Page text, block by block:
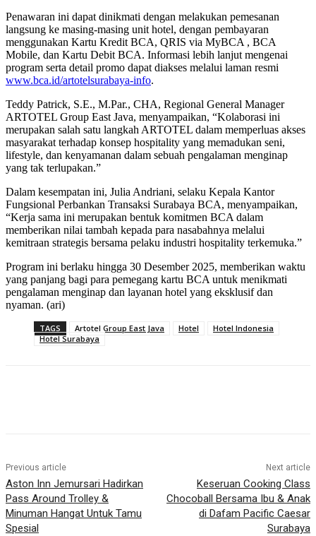
Penawaran ini dapat dinikmati dengan melakukan pemesanan
langsung ke masing-masing unit hotel, dengan pembayaran
menggunakan Kartu Kredit BCA, QRIS via MyBCA , BCA
Mobile, dan Kartu Debit BCA. Informasi lebih lanjut mengenai
program serta detail promo dapat diakses melalui laman resmi
www.bca.id/artotelsurabaya-info.
Teddy Patrick, S.E., M.Par., CHA, Regional General Manager
ARTOTEL Group East Java, menyampaikan, “Kolaborasi ini
merupakan salah satu langkah ARTOTEL dalam memperluas akses
masyarakat terhadap konsep hospitality yang memadukan seni,
lifestyle, dan kenyamanan dalam sebuah pengalaman menginap
yang tak terlupakan.”
Dalam kesempatan ini, Julia Andriani, selaku Kepala Kantor
Fungsional Perbankan Transaksi Surabaya BCA, menyampaikan,
“Kerja sama ini merupakan bentuk komitmen BCA dalam
memberikan nilai tambah kepada para nasabahnya melalui
kemitraan strategis bersama pelaku industri hospitality terkemuka.”
Program ini berlaku hingga 30 Desember 2025, memberikan waktu
yang panjang bagi para pemegang kartu BCA untuk menikmati
pengalaman menginap dan layanan hotel yang eksklusif dan
nyaman. (ari)
TAGS Artotel Group East Java Hotel
Hotel Indonesia
Hotel Surabaya
Previous article
Aston Inn Jemursari Hadirkan
Pass Around Trolley &
Minuman Hangat Untuk Tamu
Spesial
Next article
Keseruan Cooking Class
Chocoball Bersama Ibu & Anak
di Dafam Pacific Caesar
Surabaya